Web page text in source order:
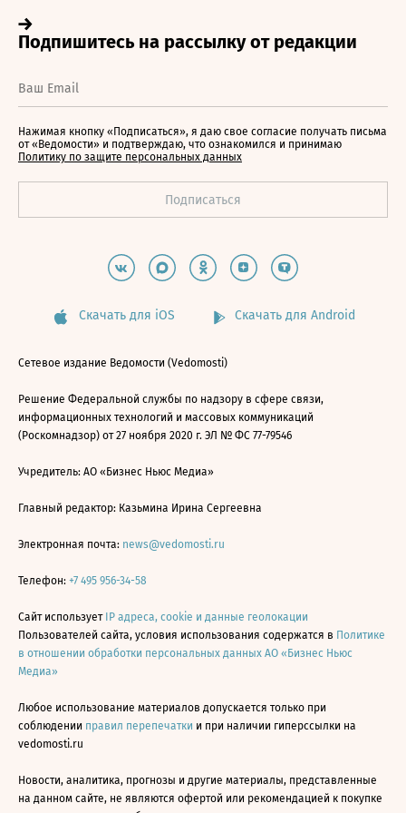
Нажимая кнопку «Подписаться», я даю свое согласие получать письма
от «Ведомости» и подтверждаю, что ознакомился и принимаю
Политику по защите персональных данных
Скачать для iOS Скачать для Android
Сетевое издание Ведомости (Vedomosti)
Решение Федеральной службы по надзору в сфере связи,
информационных технологий и массовых коммуникаций
(Роскомнадзор) от 27 ноября 2020 г. ЭЛ № ФС 77-79546
Учредитель: АО «Бизнес Ньюс Медиа»
Главный редактор: Казьмина Ирина Сергеевна
Электронная почта: news@vedomosti.ru
Телефон: +7 495 956-34-58
Сайт использует IP адреса, cookie и данные геолокации
Пользователей сайта, условия использования содержатся в Политике
в отношении обработки персональных данных АО «Бизнес Ньюс
Медиа»
Любое использование материалов допускается только при
соблюдении правил перепечатки и при наличии гиперссылки на
vedomosti.ru
Новости, аналитика, прогнозы и другие материалы, представленные
на данном сайте, не являются офертой или рекомендацией к покупке